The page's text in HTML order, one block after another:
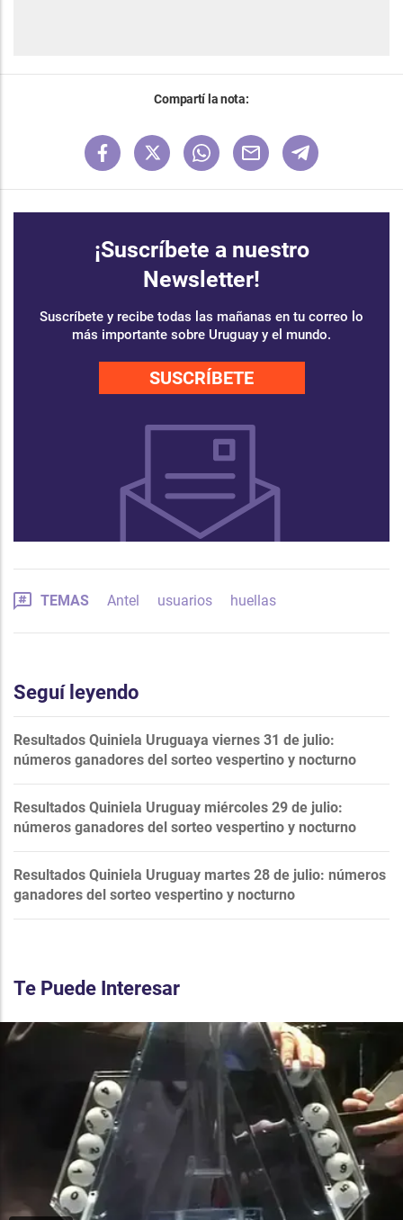
Compartí la nota:
¡Suscríbete a nuestro
Newsletter!
Suscríbete y recibe todas las mañanas en tu correo lo
más importante sobre Uruguay y el mundo.
SUSCRÍBETE
TEMAS Antel usuarios huellas
Seguí leyendo
Resultados Quiniela Uruguaya viernes 31 de julio:
números ganadores del sorteo vespertino y nocturno
Resultados Quiniela Uruguay miércoles 29 de julio:
números ganadores del sorteo vespertino y nocturno
Resultados Quiniela Uruguay martes 28 de julio: números
ganadores del sorteo vespertino y nocturno
Te Puede Interesar